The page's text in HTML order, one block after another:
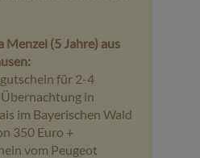
Menzel (5 Jahre) aus
für 2-4
in
im Bayerischen Wald
350 Euro +
vom Peugeot